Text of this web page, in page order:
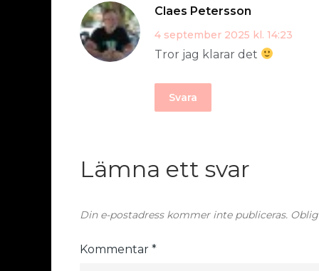
Claes Petersson
4 september 2025 kl. 14:23
Tror jag klarar det
Svara
Lämna ett svar
Din e-postadress kommer inte publiceras.
Kommentar *